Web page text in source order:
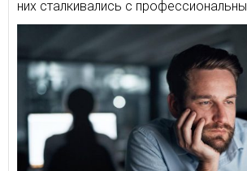
них сталкивались с